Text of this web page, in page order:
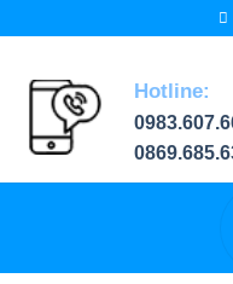
Hotline: